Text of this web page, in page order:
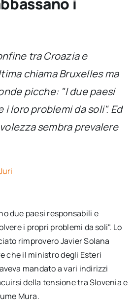
tra Croazia e
chiama Bruxelles ma
picche: "I due paesi
i loro problemi da soli". Ed
sembra prevalere
due paesi responsabili e
i propri problemi da soli". Lo
rimprovero Javier Solana
che il ministro degli Esteri
mandato a vari indirizzi
della tensione tra Slovenia e
Mura.